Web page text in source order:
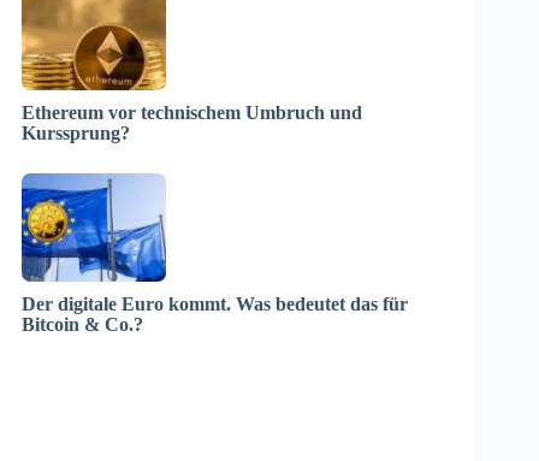
Ethereum vor technischem Umbruch und
Kurssprung?
Der digitale Euro kommt. Was bedeutet das für
Bitcoin & Co.?